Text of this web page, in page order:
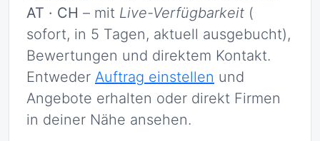
AT · CH – mit Live-Verfügbarkeit (
sofort, in 5 Tagen, aktuell ausgebucht),
Bewertungen und direktem Kontakt.
Entweder Auftrag einstellen und
Angebote erhalten oder direkt Firmen
in deiner Nähe ansehen.